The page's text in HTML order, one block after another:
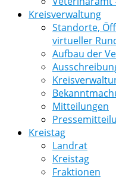
Kreisverwaltung
Standorte,
virtueller
Aufbau der
Mitteilungen
Kreistag
Landrat
Kreistag
Fraktionen